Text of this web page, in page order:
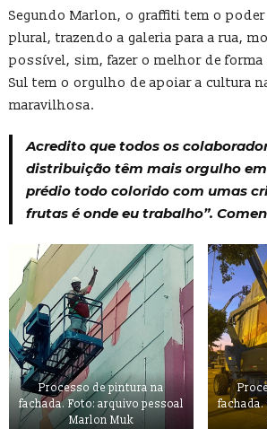
Segundo Marlon, o graffiti tem o poder
plural, trazendo a galeria para a rua,
possível, sim, fazer o melhor de forma
Sul tem o orgulho de apoiar a cultura
maravilhosa.
Acredito que todos os
distribuição têm mais orgulho
prédio todo colorido com umas
frutas é onde eu trabalho”.
Processo de pintura na
fachada. Foto: arquivo pessoal
Marlon Muk
fachada.